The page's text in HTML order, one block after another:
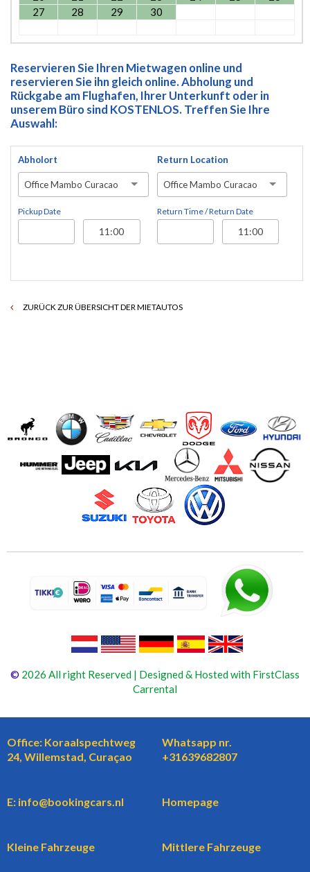
27
28 29 30
Reservieren Sie Ihren Mietwagen online und
reservieren Sie ihn gleich online. Abholung und
Rückgabe am Flughafen, Ihrer Unterkunft oder in
unserem Büro sind KOSTENLOS. Treffen Sie Ihre
Auswahl:
Abholort
Office Mambo Curacao
Pickup Date
Return Location
Office Mambo Curacao
Return Time / Return Date
ZURÜCK ZUR ÜBERSICHT DER MIETAUTOS
© 2026 All right Reserved | Designed & Hosted with FirstClass
Carrental
Office: Koraalspechtweg
24, Willemstad, Curaçao
Whatsapp nr.
+31639682807
E: info@bookingcars.nl Homepage
Kleine Fahrzeuge Mittlere Fahrzeuge